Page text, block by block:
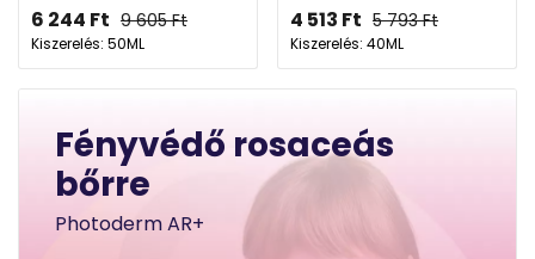
6 244 Ft 9 605Ft
Kiszerelés: 50ML
4 513 Ft 5 793Ft
Kiszerelés: 40ML
Fényvédő rosaceás
bőrre
Photoderm AR+